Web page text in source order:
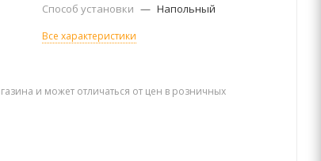
Способ установки — Напольный
Все характеристики
и может отличаться от цен в розничных